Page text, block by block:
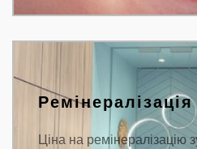
Ціна на ремінералізацію